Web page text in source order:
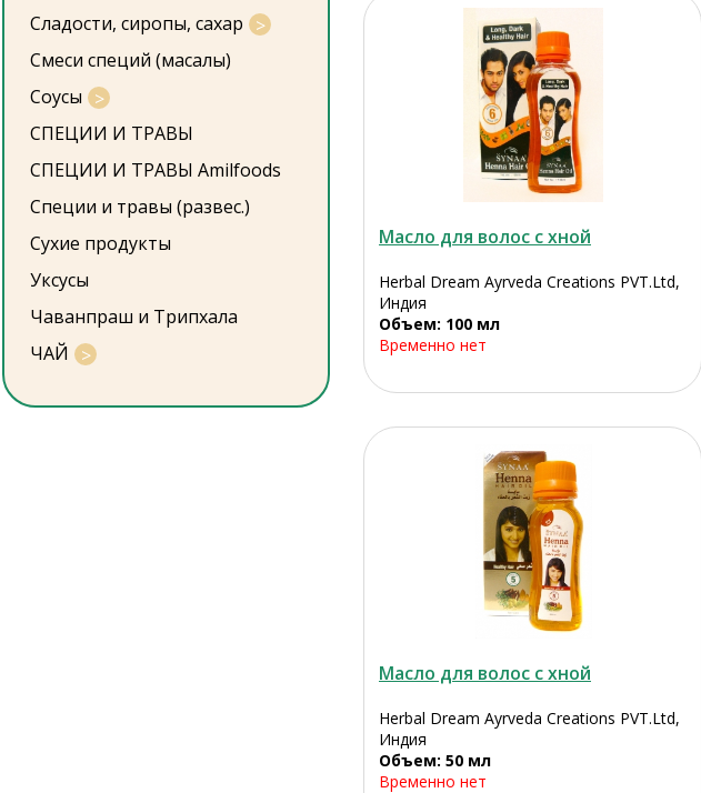
Сладости, сиропы, сахар
Смеси специй (масалы)
Соусы
СПЕЦИИ И ТРАВЫ
СПЕЦИИ И ТРАВЫ Amilfoods
Специи и травы (развес.)
Сухие продукты
Уксусы
Чаванпраш и Трипхала
ЧАЙ
Масло для волос с хной
Herbal Dream Ayrveda Creations PVT.Ltd,
Индия
Объем: 100 мл
Временно нет
Масло для волос с хной
Herbal Dream Ayrveda Creations PVT.Ltd,
Индия
Объем: 50 мл
Временно нет